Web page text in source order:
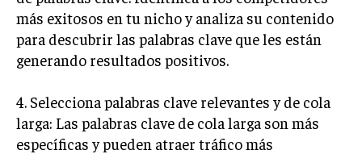
GOBIERNO CORPORATIVO
NEGOCIOS
MARKETING B2B
MARKETING B2C
más exitosos en tu nicho y analiza su contenido
para descubrir las palabras clave que les están
generando resultados positivos.
4. Selecciona palabras clave relevantes y de cola
larga: Las palabras clave de cola larga son más
específicas y pueden atraer tráfico más